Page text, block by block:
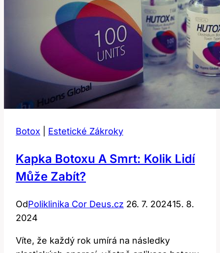
Botox Estetické Zákroky
Kapka Botoxu A Smrt: Kolik Lidí
Může Zabít?
OdPoliklinika Cor Deus.cz 26. 7. 202415. 8.
2024
Víte, že každý rok umírá na následky